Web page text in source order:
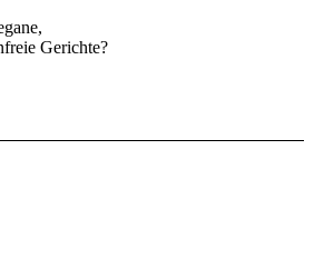
Gerichte?